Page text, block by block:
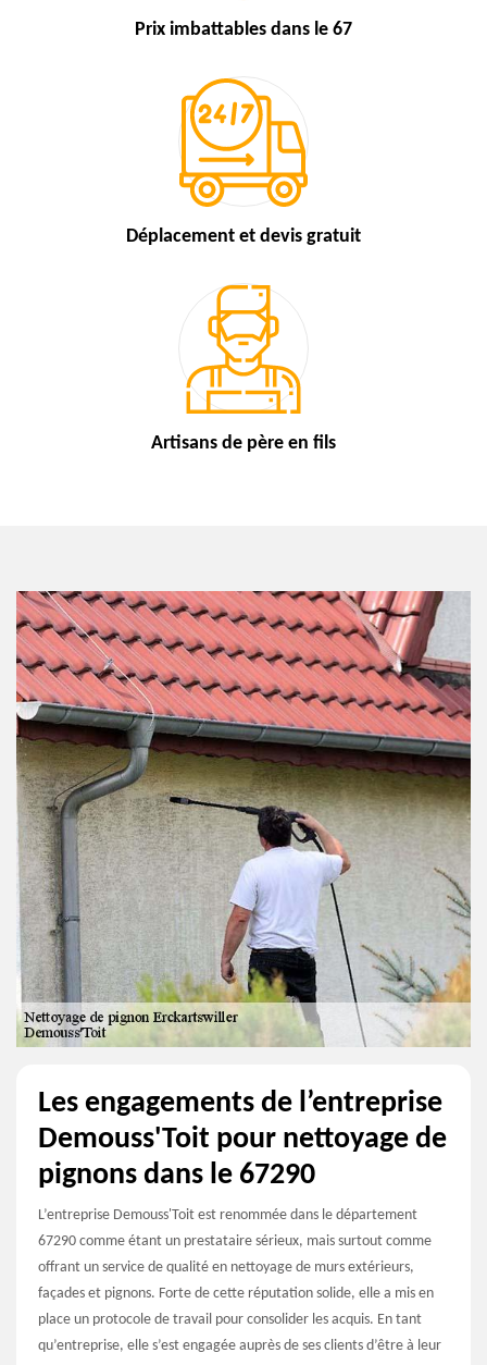
Prix imbattables dans le 67
Déplacement et devis gratuit
Artisans de père en fils
Les engagements de l’entreprise
Demouss'Toit pour nettoyage de
pignons dans le 67290
L’entreprise Demouss'Toit est renommée dans le département
67290 comme étant un prestataire sérieux, mais surtout comme
offrant un service de qualité en nettoyage de murs extérieurs,
façades et pignons. Forte de cette réputation solide, elle a mis en
place un protocole de travail pour consolider les acquis. En tant
qu’entreprise, elle s’est engagée auprès de ses clients d’être à leur